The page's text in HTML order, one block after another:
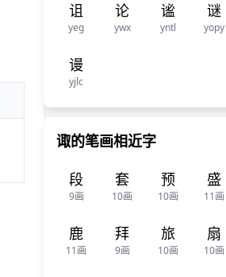
诅
yeg
论
ywx
谧
yntl
谜
yopy
谩
yjlc
诹的笔画相近字
段
9画
套
10画
预
10画
盛
11画
鹿
11画
拜
9画
旅
10画
扇
10画